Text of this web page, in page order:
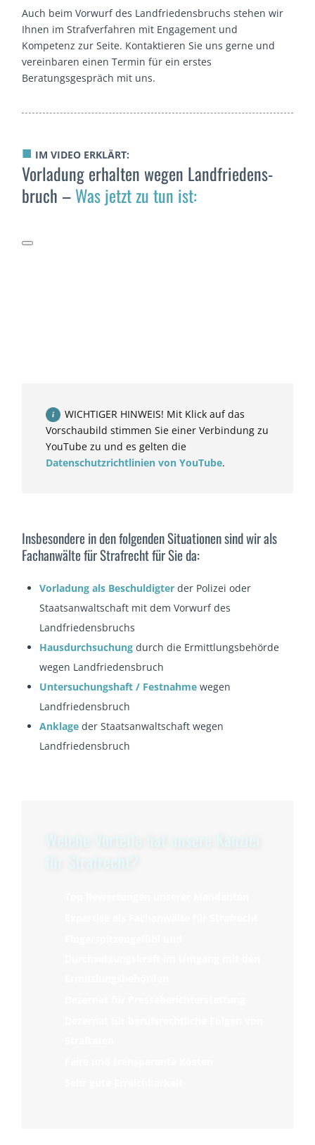
Auch beim Vorwurf des Landfriedensbruchs stehen wir
Ihnen im Strafverfahren mit Engagement und
Kompetenz zur Seite. Kontaktieren Sie uns gerne und
vereinbaren einen Termin für ein erstes
Beratungsgespräch mit uns.
■ IM VIDEO ERKLÄRT:
Vorladung erhalten wegen Landfriedens­
bruch –Was jetzt zu tun ist:
WICHTIGER HINWEIS! Mit Klick auf das
Vorschaubild stimmen Sie einer Verbindung zu
YouTube zu und es gelten die
Datenschutzrichtlinien von YouTube.
Insbesondere in den folgenden Situationen sind wir als
Fachanwälte für Strafrecht für Sie da:
Vorladung als Beschuldigter der Polizei oder
Staatsanwaltschaft mit dem Vorwurf des
Landfriedensbruchs
Hausdurchsuchung durch die Ermittlungsbehörde
wegen Landfriedensbruch
Untersuchungshaft / Festnahme wegen
Landfriedensbruch
Anklage der Staatsanwaltschaft wegen
Landfriedensbruch